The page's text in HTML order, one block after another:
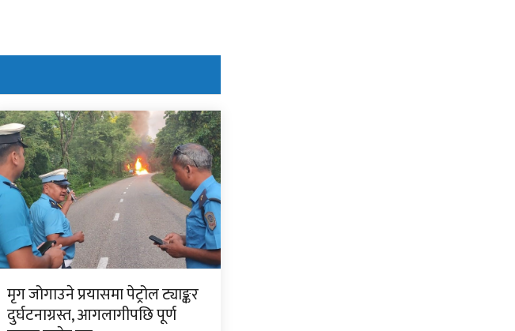
मृग जोगाउने प्रयासमा पेट्रोल ट्याङ्कर
दुर्घटनाग्रस्त, आगलागीपछि पूर्ण